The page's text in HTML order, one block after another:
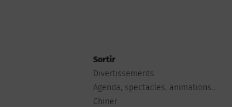
Sortir
Divertissements
Agenda, spectacles, animations...
Chiner